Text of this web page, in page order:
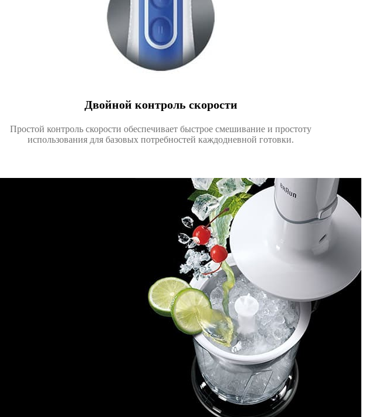
Двойной контроль скорости
Простой контроль скорости обеспечивает быстрое смешивание и простоту
использования для базовых потребностей каждодневной готовки.